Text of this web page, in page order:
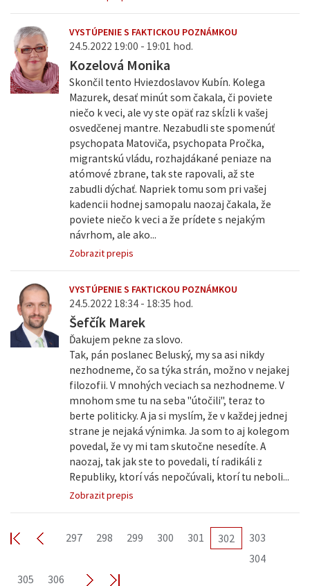
VYSTÚPENIE S FAKTICKOU POZNÁMKOU
24.5.2022 19:00 - 19:01 hod.
Kozelová Monika
Skončil tento Hviezdoslavov Kubín. Kolega
Mazurek, desať minút som čakala, či poviete
niečo k veci, ale vy ste opäť raz skĺzli k vašej
osvedčenej mantre. Nezabudli ste spomenúť
psychopata Matoviča, psychopata Pročka,
migrantskú vládu, rozhajdákané peniaze na
atómové zbrane, tak ste rapovali, až ste
zabudli dýchať. Napriek tomu som pri vašej
kadencii hodnej samopalu naozaj čakala, že
poviete niečo k veci a že prídete s nejakým
návrhom, ale ako...
Zobrazit prepis
VYSTÚPENIE S FAKTICKOU POZNÁMKOU
24.5.2022 18:34 - 18:35 hod.
Šefčík Marek
Ďakujem pekne za slovo.
Tak, pán poslanec Beluský, my sa asi nikdy
nezhodneme, čo sa týka strán, možno v nejakej
filozofii. V mnohých veciach sa nezhodneme. V
mnohom sme tu na seba "útočili", teraz to
berte politicky. A ja si myslím, že v každej jednej
strane je nejaká výnimka. Ja som to aj kolegom
povedal, že vy mi tam skutočne nesedíte. A
naozaj, tak jak ste to povedali, tí radikáli z
Republiky, ktorí vás nepočúvali, ktorí tu neboli...
Zobrazit prepis
297 298 299 300 301 302
303
304
305
306